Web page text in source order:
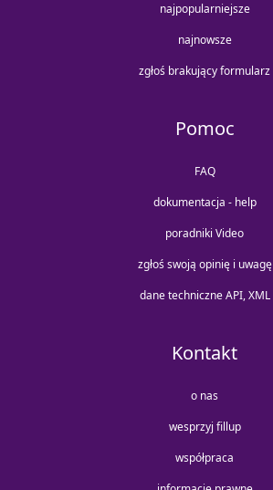
najpopularniejsze
najnowsze
zgłoś brakujący formularz
Pomoc
FAQ
dokumentacja - help
poradniki Video
zgłoś swoją opinię i uwagę
dane techniczne API, XML
Kontakt
o nas
wesprzyj fillup
współpraca